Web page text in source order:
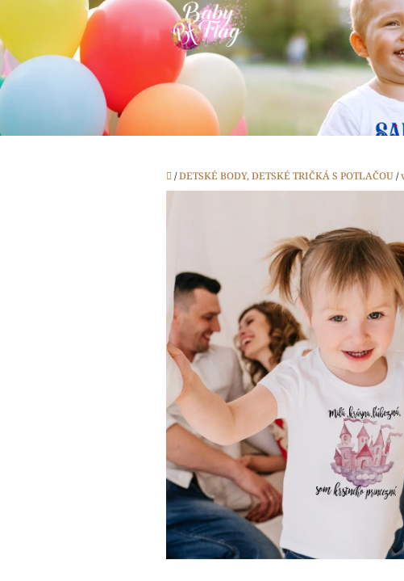
obsah
Domov
/DETSKÉ BODY, DETSKÉ TRIČKÁ S POTLAČOU/